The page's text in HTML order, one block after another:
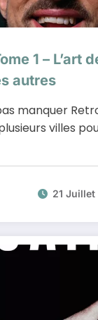
1 – L’art
autres
manquer
villes
21